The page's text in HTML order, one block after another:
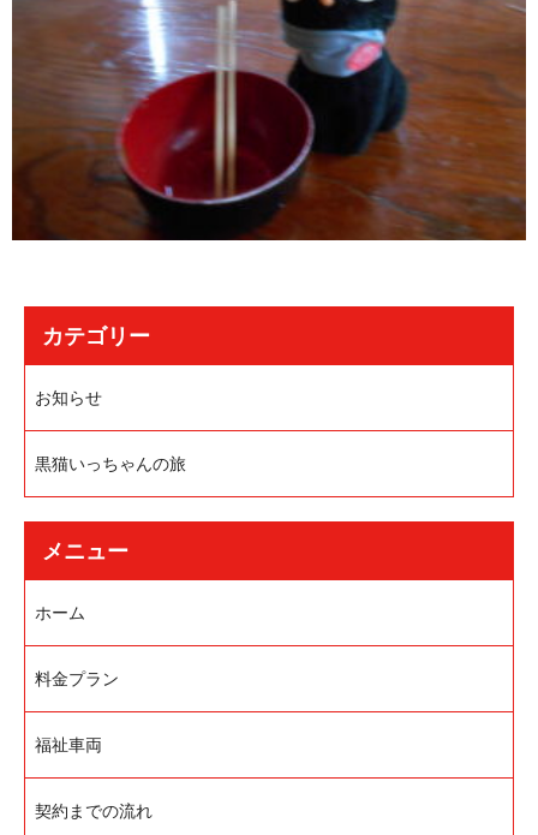
カテゴリー
お知らせ
黒猫いっちゃんの旅
メニュー
ホーム
料金プラン
福祉車両
契約までの流れ